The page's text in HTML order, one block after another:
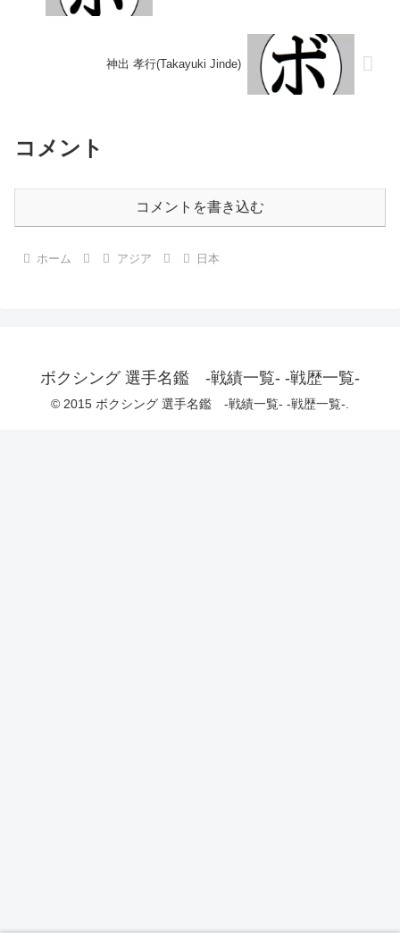
神出 孝行(Takayuki Jinde)
コメント
コメントを書き込む
ホーム アジア 日本
ボクシング 選手名鑑 -戦績一覧- -戦歴一覧-
© 2015 ボクシング 選手名鑑 -戦績一覧- -戦歴一覧-.